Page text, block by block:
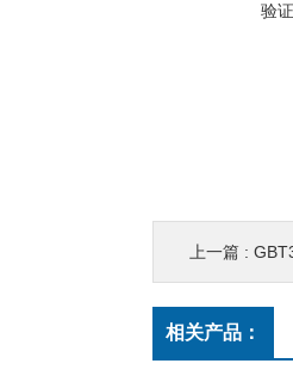
验
上一篇 :
相关产品：